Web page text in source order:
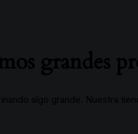
grandes
algo grande. Nuestra